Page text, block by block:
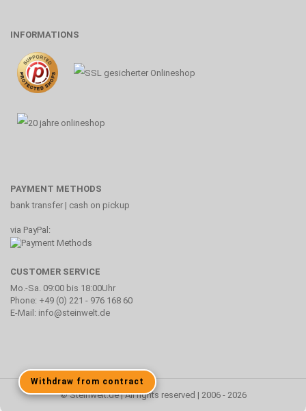
INFORMATIONS
PAYMENT METHODS
bank transfer | cash on pickup
via PayPal:
CUSTOMER SERVICE
Mo.-Sa. 09:00 bis 18:00Uhr
Phone: +49 (0) 221 - 976 168 60
E-Mail: info@steinwelt.de
Withdraw from contract
© Steinwelt.de | All rights reserved | 2006 - 2026